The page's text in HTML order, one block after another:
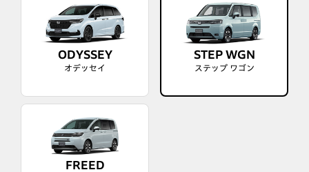
ODYSSEY
オデッセイ
STEP WGN
ステップ ワゴン
FREED